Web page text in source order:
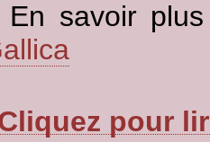
savoir
pour